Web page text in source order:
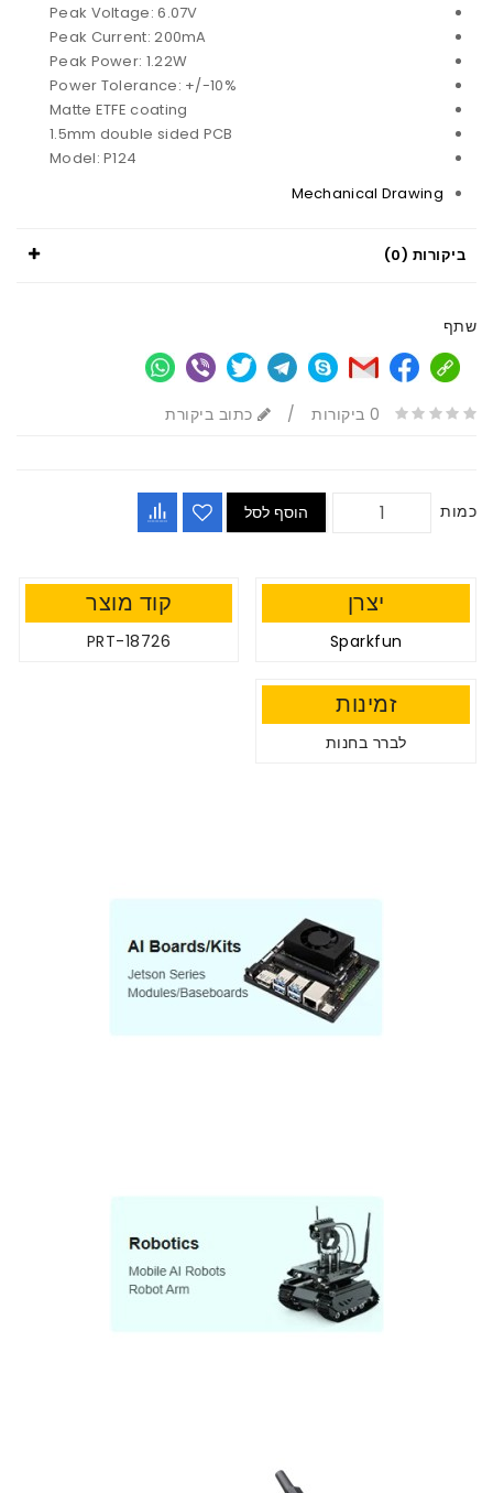
Peak Voltage: 6.07V
Peak Current: 200mA
Peak Power: 1.22W
Power Tolerance: +/-10%
Matte ETFE coating
1.5mm double sided PCB
Model: P124
Mechanical Drawing
ביקורות (0)
שתף
0 ביקורות / כתוב ביקורת
כמות הוסף לסל
יצרן
Sparkfun
קוד מוצר
PRT-18726
זמינות
לברר בחנות